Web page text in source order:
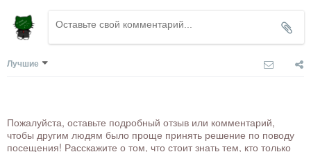
Лучшие
Пожалуйста, оставьте подробный отзыв или комментарий,
чтобы другим людям было проще принять решение по поводу
посещения! Расскажите о том, что стоит знать тем, кто только